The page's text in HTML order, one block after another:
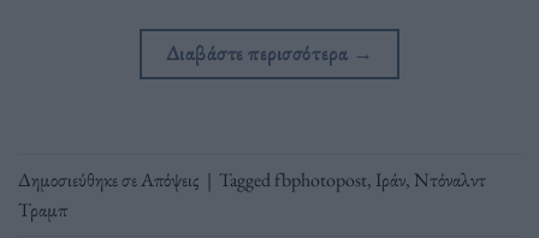
Διαβάστε περισσότερα →
Δημοσιεύθηκε σεΑπόψεις | Taggedfbphotopost, Ιράν, Ντόναλντ
Τραμπ